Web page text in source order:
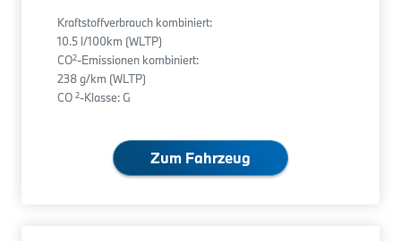
Kraftstoffverbrauch kombiniert:
10.5 l/100km (WLTP)
CO2-Emissionen kombiniert:
238 g/km (WLTP)
CO 2-Klasse: G
Zum Fahrzeug